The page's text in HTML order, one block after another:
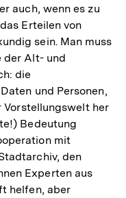
auch, wenn es zu
Erteilen von
sein. Man muss
der Alt- und
die
und Personen,
Vorstellungswelt her
Bedeutung
mit
den
Experten aus
helfen, aber